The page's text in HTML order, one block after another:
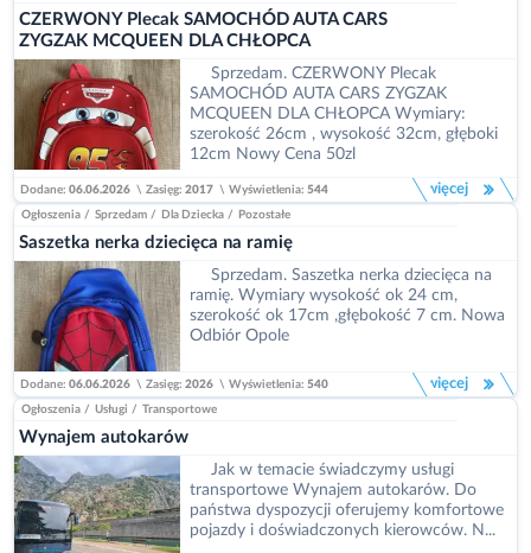
CZERWONY Plecak SAMOCHÓD AUTA CARS
ZYGZAK MCQUEEN DLA CHŁOPCA
Sprzedam. CZERWONY Plecak
SAMOCHÓD AUTA CARS ZYGZAK
MCQUEEN DLA CHŁOPCA Wymiary:
szerokość 26cm , wysokość 32cm, głęboki
12cm Nowy Cena 50zl
Dodane:06.06.2026 \ Zasięg:2017 \ Wyświetlenia:544 więcej
Ogłoszenia / Sprzedam / Dla Dziecka / Pozostałe
Saszetka nerka dziecięca na ramię
Sprzedam. Saszetka nerka dziecięca na
ramię. Wymiary wysokość ok 24 cm,
szerokość ok 17cm ,głębokość 7 cm. Nowa
Odbiór Opole
Dodane:06.06.2026 \ Zasięg:2026 \ Wyświetlenia:540 więcej
Ogłoszenia / Usługi / Transportowe
Wynajem autokarów
Jak w temacie świadczymy usługi
transportowe Wynajem autokarów. Do
państwa dyspozycji oferujemy komfortowe
pojazdy i doświadczonych kierowców. N...